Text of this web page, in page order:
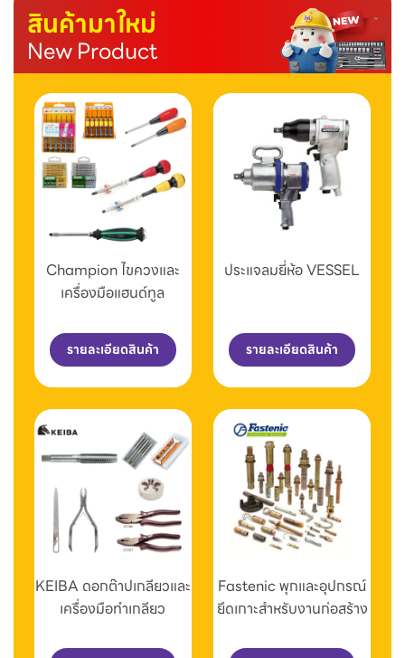
สินค้ามาใหม่
New Product
Champion ไขควงและ
เครื่องมือแฮนด์ทูล
รายละเอียดสินค้า
ประแจลมยี่ห้อ VESSEL
รายละเอียดสินค้า
KEIBA ดอกต๊าปเกลียวและ
เครื่องมือทำเกลียว
Fastenic พุกและอุปกรณ์
ยึดเกาะสำหรับงานก่อสร้าง